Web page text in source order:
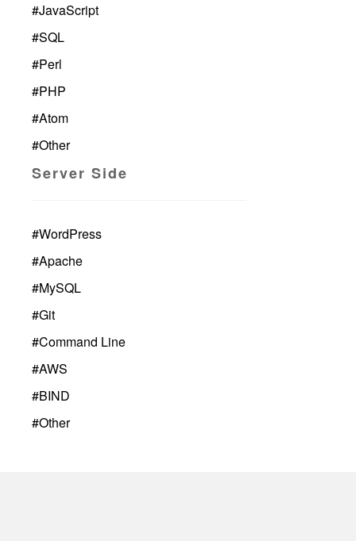
#JavaScript
#SQL
#Perl
#PHP
#Atom
#Other
Server Side
#WordPress
#Apache
#MySQL
#Git
#Command Line
#AWS
#BIND
#Other